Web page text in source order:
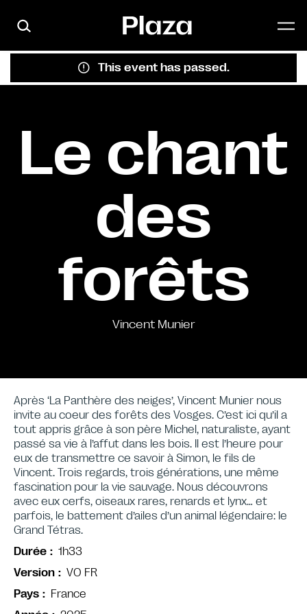
This event has passed.
Le chant
des
forêts
Vincent Munier
Après ‘La Panthère des neiges’, Vincent Munier nous
invite au coeur des forêts des Vosges. C’est ici qu’il a
tout appris grâce à son père Michel, naturaliste, ayant
passé sa vie à l’affut dans les bois. Il est l’heure pour
eux de transmettre ce savoir à Simon, le fils de
Vincent. Trois regards, trois générations, une même
fascination pour la vie sauvage. Nous découvrons
avec eux cerfs, oiseaux rares, renards et lynx… et
parfois, le battement d’ailes d’un animal légendaire: le
Grand Tétras.
Durée
1h33
Version
VO FR
Pays
France